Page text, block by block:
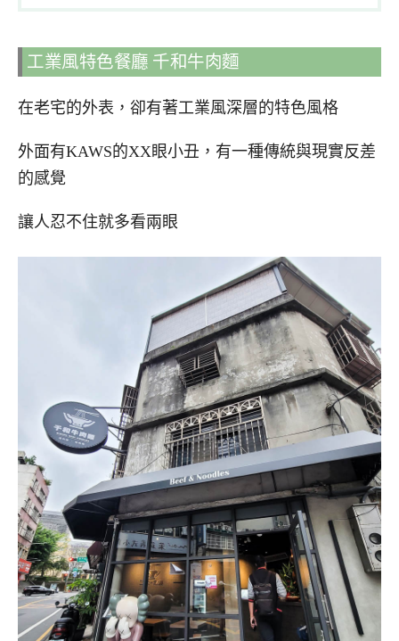
工業風特色餐廳 千和牛肉麵
在老宅的外表，卻有著工業風深層的特色風格
外面有KAWS的XX眼小丑，有一種傳統與現實反差
的感覺
讓人忍不住就多看兩眼